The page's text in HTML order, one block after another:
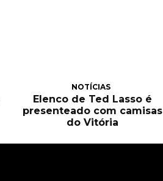
NOTÍCIAS
Elenco de Ted Lasso é
presenteado com camisas
do Vitória